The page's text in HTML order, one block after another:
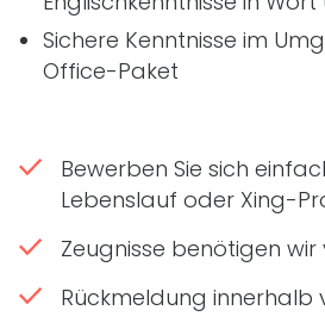
Sichere Kenntnisse im
Office-Paket
Bewerben Sie sich
Lebenslauf oder Xing-
Zeugnisse benötigen
Rückmeldung innerhalb